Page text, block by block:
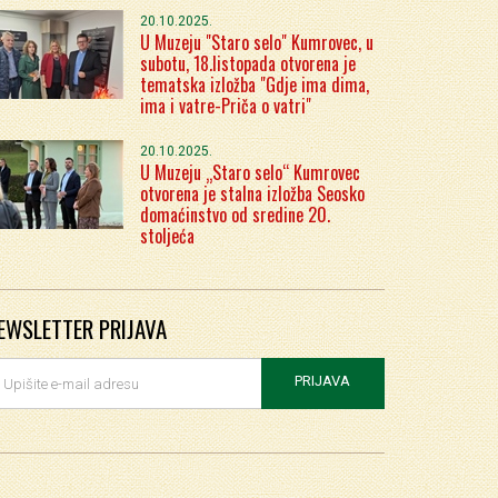
20.10.2025.
U Muzeju "Staro selo" Kumrovec, u
subotu, 18.listopada otvorena je
tematska izložba "Gdje ima dima,
ima i vatre-Priča o vatri"
20.10.2025.
U Muzeju „Staro selo“ Kumrovec
otvorena je stalna izložba Seosko
domaćinstvo od sredine 20.
stoljeća
PRIJAVA
PRIJAVA